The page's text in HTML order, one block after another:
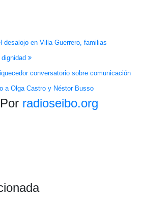
desalojo en Villa Guerrero, familias
conversatorio sobre comunicación
a Olga Castro y Néstor Busso
Por radioseibo.org